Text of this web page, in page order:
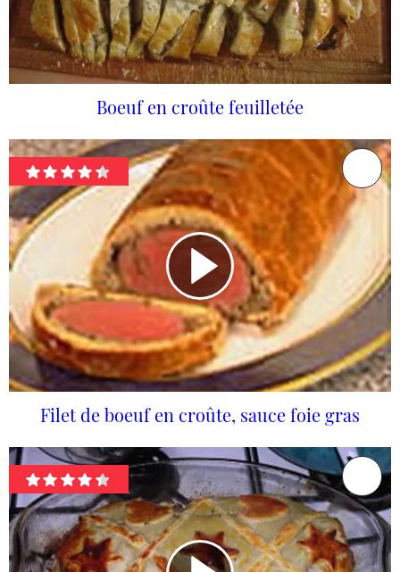
Boeuf en croûte feuilletée
Filet de boeuf en croûte, sauce foie gras